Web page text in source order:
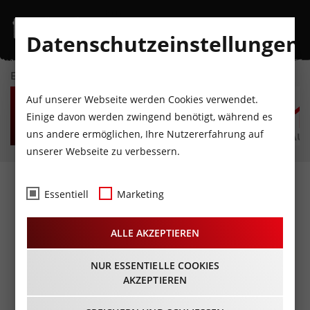
EVENTKALENDER
SO
9
AUGUST
MO
10
AUGUST
DI
11
AUGUST
MI
12
AUGUST
DO
13
AUGUST
Bierhallenparty
21.06.2025 - Beginn 19:00 Uhr
Datenschutzeinstellungen
Auf unserer Webseite werden Cookies verwendet.
Einige davon werden zwingend benötigt, während es
uns andere ermöglichen, Ihre Nutzererfahrung auf
unserer Webseite zu verbessern.
Essentiell Marketing
ALLE AKZEPTIEREN
NUR ESSENTIELLE COOKIES
AKZEPTIEREN